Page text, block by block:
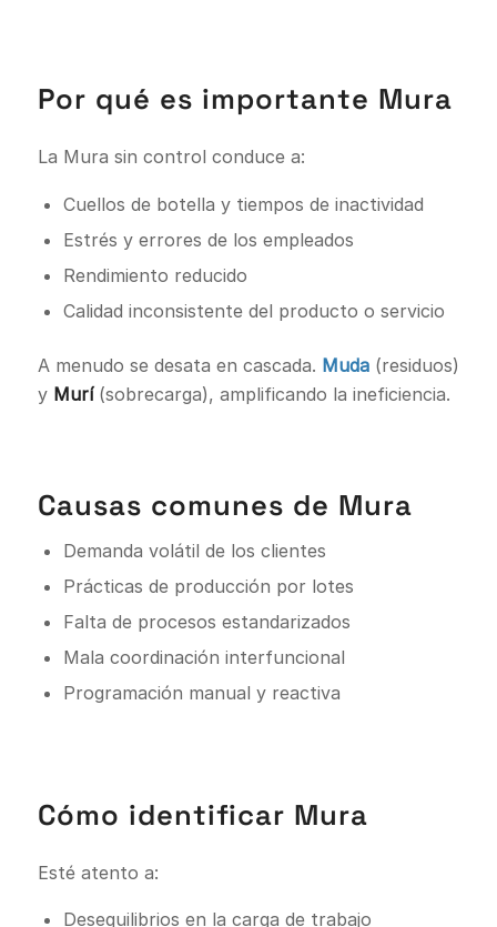
Por qué es importante Mura
La Mura sin control conduce a:
Cuellos de botella y tiempos de inactividad
Estrés y errores de los empleados
Rendimiento reducido
Calidad inconsistente del producto o servicio
A menudo se desata en cascada. Muda(residuos)
y Murí(sobrecarga), amplificando la ineficiencia.
Causas comunes de Mura
Demanda volátil de los clientes
Prácticas de producción por lotes
Falta de procesos estandarizados
Mala coordinación interfuncional
Programación manual y reactiva
Cómo identificar Mura
Esté atento a:
Desequilibrios en la carga de trabajo